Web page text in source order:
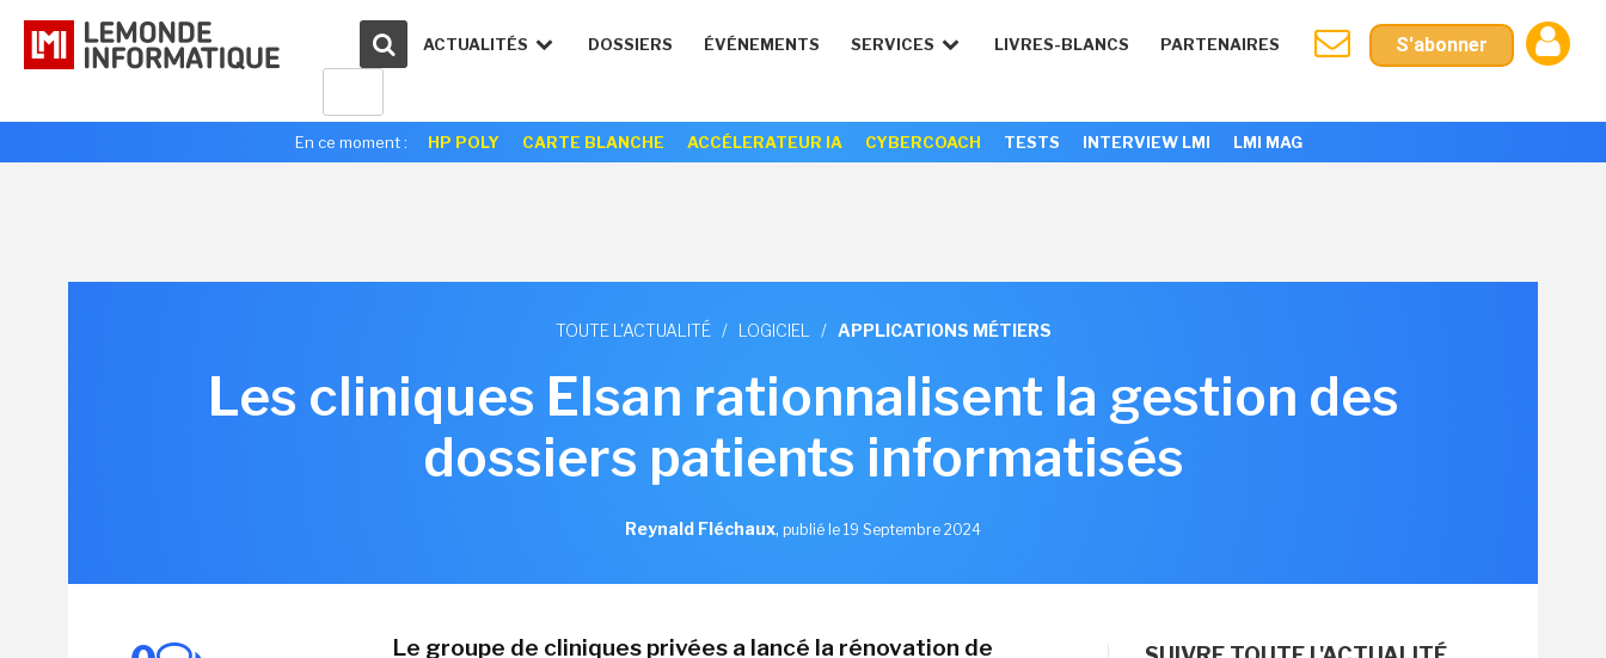
ACTUALITÉS DOSSIERS ÉVÉNEMENTS SERVICES LIVRES-BLANCS PARTENAIRES S'abonner
En ce moment : HP POLY CARTE BLANCHE ACCÉLERATEUR IA CYBERCOACH TESTS INTERVIEW LMI LMI MAG
TOUTE L'ACTUALITÉ / LOGICIEL / APPLICATIONS MÉTIERS
Les cliniques Elsan rationnalisent la gestion des
dossiers patients informatisés
Reynald Fléchaux, publié le 19 Septembre 2024
Le groupe de cliniques privées a lancé la rénovation de